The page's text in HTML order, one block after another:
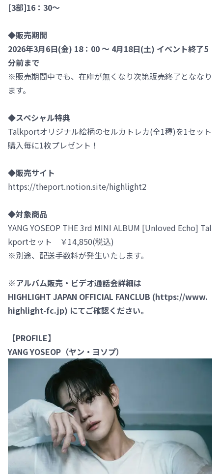
[3部]16：30～
◆販売期間
2026年3月6日(金) 18：00 ～ 4月18日(土) イベント終了5
分前まで
※販売期間中でも、在庫が無くなり次第販売終了とななり
ます。
◆スペシャル特典
Talkportオリジナル絵柄のセルカトレカ(全1種)を1セット
購入毎に1枚プレゼント！
◆販売サイト
https://theport.notion.site/highlight2
◆対象商品
YANG YOSEOP THE 3rd MINI ALBUM [Unloved Echo] Tal
kportセット ￥14,850(税込)
※別途、配送手数料が発生いたします。
※アルバム販売・ビデオ通話会詳細は
HIGHLIGHT JAPAN OFFICIAL FANCLUB (https://www.
highlight-fc.jp) にてご確認ください。
【PROFILE】
YANG YOSEOP（ヤン・ヨソプ）